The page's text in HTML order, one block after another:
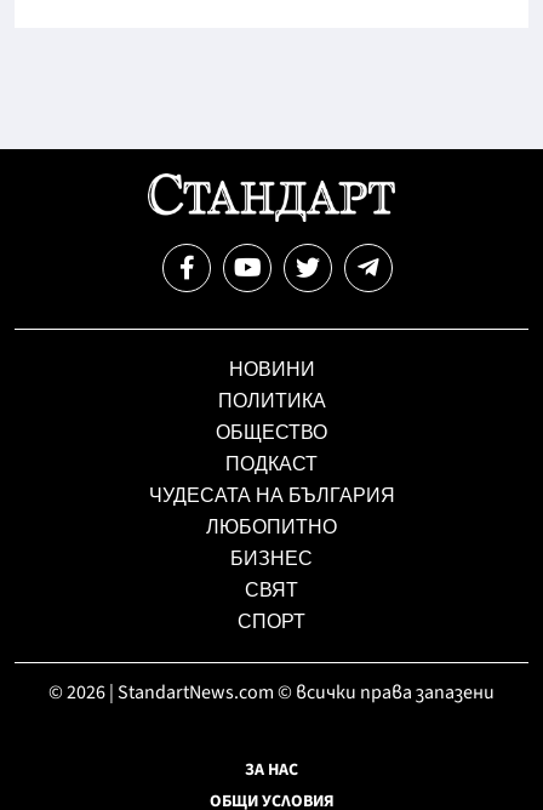
НОВИНИ
ПОЛИТИКА
ОБЩЕСТВО
ПОДКАСТ
ЧУДЕСАТА НА БЪЛГАРИЯ
ЛЮБОПИТНО
БИЗНЕС
СВЯТ
СПОРТ
© 2026 | StandartNews.com © всички права запазени
ЗА НАС
ОБЩИ УСЛОВИЯ